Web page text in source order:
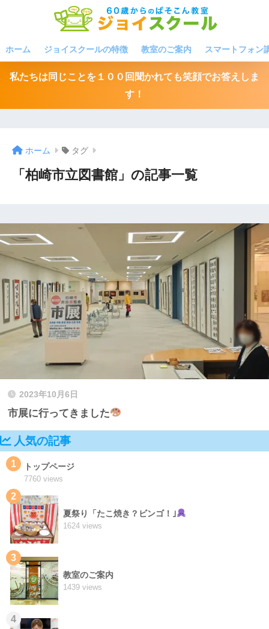
ホーム ジョイスクールの特徴 教室のご案内 スマートフォン
私たちは同じことを１００回聞かれても笑顔でお答えしま
す！
ホーム タグ
「柏崎市立図書館」の記事一覧
2023年10月6日
市展に行ってきました
人気の記事
1 トップページ
7760 views
2
夏祭り「たこ焼き？ビンゴ！｣
1624 views
3
教室のご案内
1439 views
4